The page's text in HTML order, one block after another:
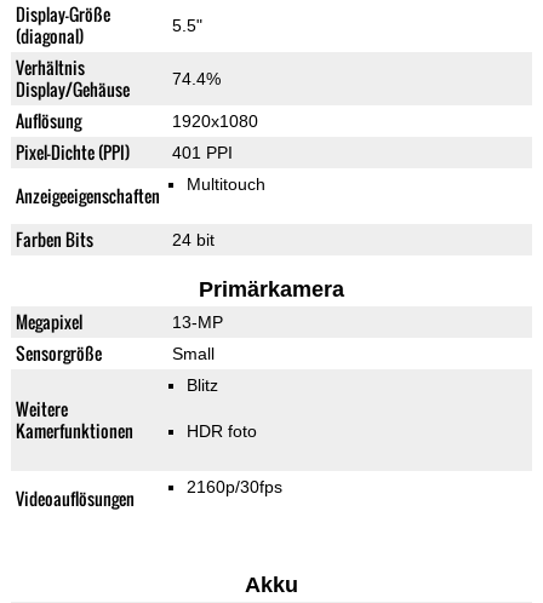
Display-Größe
(diagonal)
5.5"
Verhältnis
Display/Gehäuse
74.4%
Auflösung 1920x1080
Pixel-Dichte (PPI) 401 PPI
Anzeigeeigenschaften Multitouch
Farben Bits 24 bit
Primärkamera
Megapixel 13-MP
Sensorgröße Small
Weitere
Kamerfunktionen
Blitz
HDR foto
Videoauflösungen 2160p/30fps
Akku